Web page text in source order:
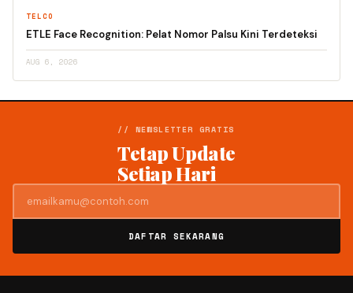
TELCO
ETLE Face Recognition: Pelat Nomor Palsu Kini Terdeteksi
AUG 6, 2026
// NEWSLETTER GRATIS
Tetap Update
Setiap Hari
DAFTAR SEKARANG